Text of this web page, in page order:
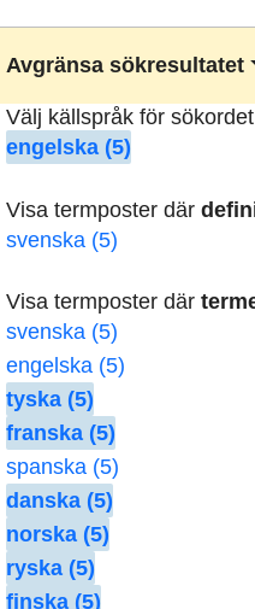
Avgränsa sökresultatet
Välj källspråk för sökordet
engelska (5)
Visa termposter där
svenska (5)
Visa termposter där
svenska (5)
engelska (5)
tyska (5)
franska (5)
spanska (5)
danska (5)
norska (5)
ryska (5)
finska (5)